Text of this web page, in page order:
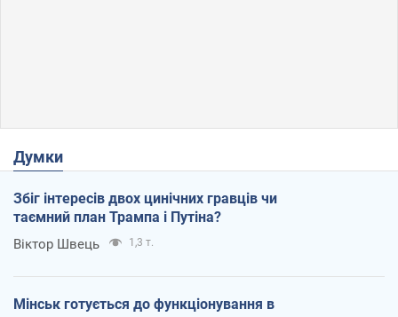
Думки
Збіг інтересів двох цинічних гравців чи
таємний план Трампа і Путіна?
Віктор Швець 1,3 т.
Мінськ готується до функціонування в